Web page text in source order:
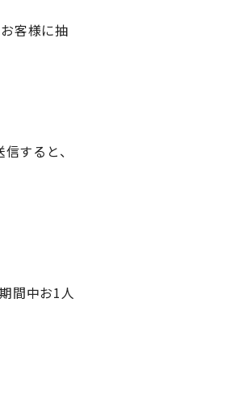
客様に抽
すると、
間中お1人